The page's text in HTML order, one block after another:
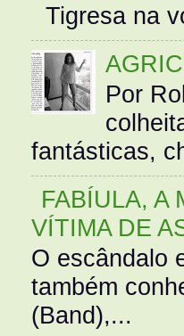
Tigresa na
Por
fantásticas,
FABÍULA, A
VÍTIMA DE
O escândalo
também
(Band),...